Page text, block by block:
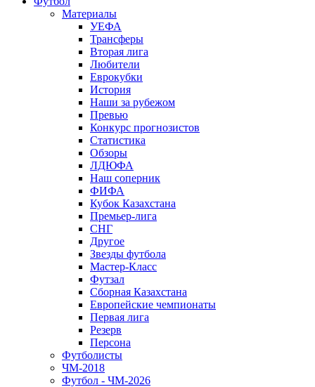
Материалы
УЕФА
Трансферы
Вторая лига
Любители
Еврокубки
История
Наши за рубежом
Превью
Конкурс прогнозистов
Статистика
Обзоры
ЛДЮФА
Наш соперник
ФИФА
Кубок Казахстана
Премьер-лига
СНГ
Другое
Звезды футбола
Мастер-Класс
Футзал
Сборная Казахстана
Европейские чемпионаты
Первая лига
Резерв
Персона
Футболисты
ЧМ-2018
Футбол - ЧМ-2026